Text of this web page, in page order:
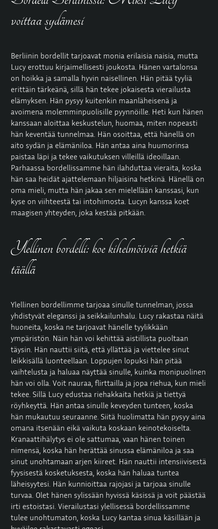
voittaa sydämesi
Berliinin bordellit tarjoavat monia erilaisia naisia, mutta
Lucy erottuu kirjaimellisesti joukosta. Hänen vartalonsa
on hoikka ja samalla hyvin naisellinen. Hän pitää tyyliä
erittäin tärkeänä, sillä hän tekee jokaisesta vierailusta
elämyksen. Hän pysyy kuitenkin maanläheisenä ja
avoimena molemminpuolisille pyynnöille. Heti kun hänen
kanssaan aloittaa keskustelun, huomaa, miten nopeasti
hän keventää tunnelmaa. Hän osoittaa, että hänellä on
aito sydän ja elämäniloa. Hän antaa aina huumorinsa
paistaa läpi ja tekee vaikutuksen villeillä ideoillaan.
Parhaassa bordellissamme hän ilahduttaa vieraita, koska
hän saa heidät ajattelemaan hiljaisina hetkinä. Hänellä on
oma mieli, mutta hän jakaa sen mielellään kanssasi, kun
kyse on viihteestä tai intohimosta. Lucyn kanssa koet
maagisen yhteyden, joka kestää pitkään.
Ylellinen bordelli: koe kihelmöiviä hetkiä
täällä
Ylellinen bordellimme tarjoaa sinulle tunnelman, jossa
yhdistyvät eleganssi ja seikkailunhalu. Lucy rakastaa näitä
huoneita, koska ne tarjoavat hänelle tyylikkään
ympäristön. Näin hän voi kehittää aistillista puoltaan
täysin. Hän nauttii siitä, että yllättää ja viettelee sinut
leikkisällä luonteellaan. Loppujen lopuksi hän pitää
vaihtelusta ja haluaa näyttää sinulle, kuinka monipuolinen
hän voi olla. Voit nauraa, flirttailla ja jopa riehua, kun mieli
tekee. Sillä Lucy edustaa riehakkaita hetkiä ja tiettyä
röyhkeyttä. Hän antaa sinulle keveyden tunteen, koska
hän mukautuu seuraanne. Siitä huolimatta hän pysyy aina
omana itsenään eikä vaikuta koskaan keinotekoiselta.
Kranaattihälytys ei ole sattumaa, vaan hänen toinen
nimensä, koska hän herättää sinussa elämäniloa ja saa
sinut unohtamaan arjen kiireet. Hän nauttii intensiivisestä
fyysisestä kosketuksesta, koska hän haluaa tuntea
läheisyytesi. Hän kunnioittaa rajojasi ja tarjoaa sinulle
turvaa. Olet hänen sylissään hyvissä käsissä ja voit päästää
irti estoistasi. Vierailustasi ylellisessä bordellissamme
tulee unohtumaton, koska Lucy kantaa sinua käsillään ja